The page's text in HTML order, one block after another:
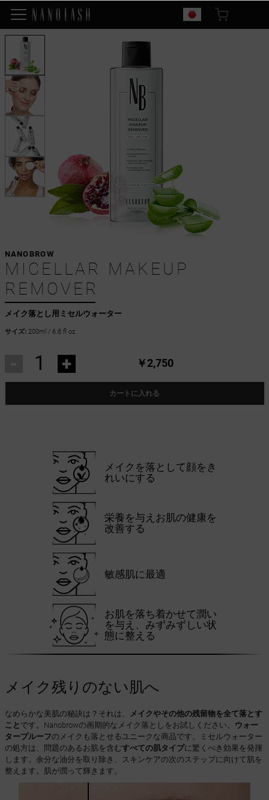
メイク落とし用ミセルウォーター
NANOBROW
MICELLAR MAKEUP
REMOVER
サイズ: 200ml / 6.8 fl oz
+ ￥2,750
カートに入れる
メイクを落として顔をき
れいにする
栄養を与えお肌の健康を
改善する
敏感肌に最適
お肌を落ち着かせて潤い
を与え、みずみずしい状
態に整える
メイク残りのない肌へ
なめらかな美肌の秘訣は？それは、 メイクやその他の残留物を全て落とす
こと です。Nanobrowの画期的なメイク落としをお試しください。 ウォー
タープルーフのメイクも落とせるユニークな商品です。ミセルウォーター
の処方は、問題のあるお肌を含むすべての肌タイプに驚くべき効果を発揮
します。余分な油分を取り除き、スキンケアの次のステップに向けて肌を
整えます。肌が潤って輝きます。